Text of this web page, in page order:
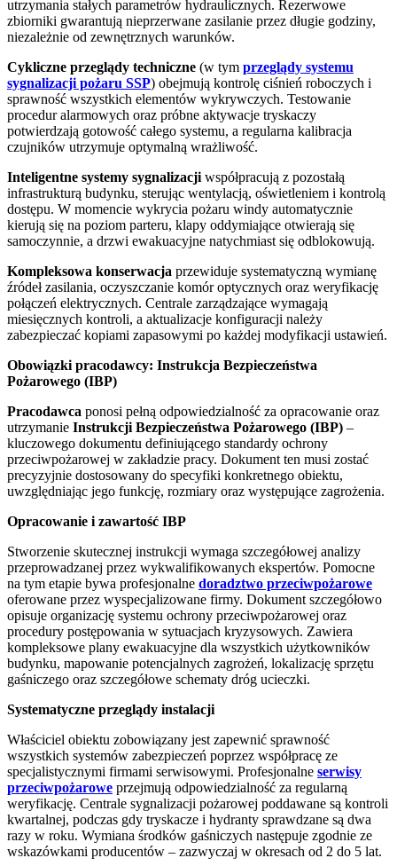
utrzymania stałych parametrów hydraulicznych. Rezerwowe
zbiorniki gwarantują nieprzerwane zasilanie przez długie godziny,
niezależnie od zewnętrznych warunków.
Cykliczne przeglądy techniczne (w tym przeglądy systemu
sygnalizacji pożaru SSP) obejmują kontrolę ciśnień roboczych i
sprawność wszystkich elementów wykrywczych. Testowanie
procedur alarmowych oraz próbne aktywacje tryskaczy
potwierdzają gotowość całego systemu, a regularna kalibracja
czujników utrzymuje optymalną wrażliwość.
Inteligentne systemy sygnalizacji współpracują z pozostałą
infrastrukturą budynku, sterując wentylacją, oświetleniem i kontrolą
dostępu. W momencie wykrycia pożaru windy automatycznie
kierują się na poziom parteru, klapy oddymiające otwierają się
samoczynnie, a drzwi ewakuacyjne natychmiast się odblokowują.
Kompleksowa konserwacja przewiduje systematyczną wymianę
źródeł zasilania, oczyszczanie komór optycznych oraz weryfikację
połączeń elektrycznych. Centrale zarządzające wymagają
miesięcznych kontroli, a aktualizacje konfiguracji należy
zabezpieczać kopiami zapasowymi po każdej modyfikacji ustawień.
Obowiązki pracodawcy: Instrukcja Bezpieczeństwa
Pożarowego (IBP)
Pracodawca ponosi pełną odpowiedzialność za opracowanie oraz
utrzymanie Instrukcji Bezpieczeństwa Pożarowego (IBP) –
kluczowego dokumentu definiującego standardy ochrony
przeciwpożarowej w zakładzie pracy. Dokument ten musi zostać
precyzyjnie dostosowany do specyfiki konkretnego obiektu,
uwzględniając jego funkcję, rozmiary oraz występujące zagrożenia.
Opracowanie i zawartość IBP
Stworzenie skutecznej instrukcji wymaga szczegółowej analizy
przeprowadzanej przez wykwalifikowanych ekspertów. Pomocne
na tym etapie bywa profesjonalne doradztwo przeciwpożarowe
oferowane przez wyspecjalizowane firmy. Dokument szczegółowo
opisuje organizację systemu ochrony przeciwpożarowej oraz
procedury postępowania w sytuacjach kryzysowych. Zawiera
kompleksowe plany ewakuacyjne dla wszystkich użytkowników
budynku, mapowanie potencjalnych zagrożeń, lokalizację sprzętu
gaśniczego oraz szczegółowe schematy dróg ucieczki.
Systematyczne przeglądy instalacji
Właściciel obiektu zobowiązany jest zapewnić sprawność
wszystkich systemów zabezpieczeń poprzez współpracę ze
specjalistycznymi firmami serwisowymi. Profesjonalne serwisy
przeciwpożarowe przejmują odpowiedzialność za regularną
weryfikację. Centrale sygnalizacji pożarowej poddawane są kontroli
kwartalnej, podczas gdy tryskacze i hydranty sprawdzane są dwa
razy w roku. Wymiana środków gaśniczych następuje zgodnie ze
wskazówkami producentów – zazwyczaj w okresach od 2 do 5 lat.